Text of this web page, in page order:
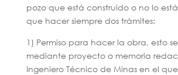
pozo que está construido o no lo
que hacer siempre dos trámites:
1) Permiso para hacer la obra, esto
mediante proyecto o memoria
Ingeniero Técnico de Minas en el